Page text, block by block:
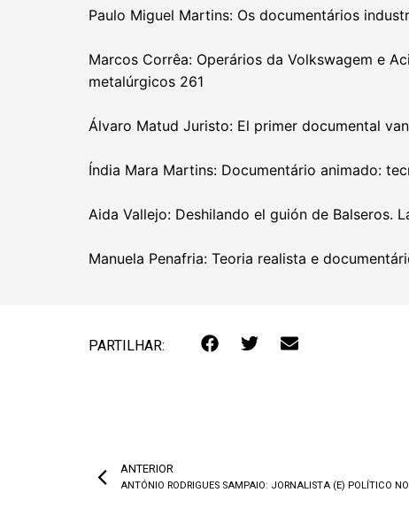
Paulo Miguel Martins: Os documentários
Marcos Corrêa: Operários da Volkswagem e
metalúrgicos 261
Álvaro Matud Juristo: El primer documental
Índia Mara Martins: Documentário animado:
Aida Vallejo: Deshilando el guión de Balseros.
Manuela Penafria: Teoria realista e
PARTILHAR:
ANTERIOR
ANTÓNIO RODRIGUES SAMPAIO: JORNALISTA (E) POLÍTICO